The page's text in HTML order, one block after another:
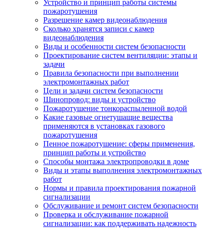
Устройство и принцип работы системы
пожаротушения
Разрешение камер видеонаблюдения
Сколько хранятся записи с камер
видеонаблюдения
Виды и особенности систем безопасности
Проектирование систем вентиляции: этапы и
задачи
Правила безопасности при выполнении
электромонтажных работ
Цели и задачи систем безопасности
Шинопровод: виды и устройство
Пожаротушение тонкораспыленной водой
Какие газовые огнетушащие вещества
применяются в установках газового
пожаротушения
Пенное пожаротушение: сферы применения,
принцип работы и устройство
Способы монтажа электропроводки в доме
Виды и этапы выполнения электромонтажных
работ
Нормы и правила проектирования пожарной
сигнализации
Обслуживание и ремонт систем безопасности
Проверка и обслуживание пожарной
сигнализации: как поддерживать надежность